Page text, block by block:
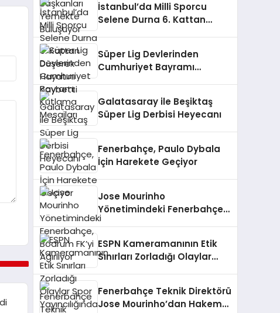
İstanbul’da Milli Sporcu
Selene Durna 6. Kattan
Süper Lig Devlerinden
Cumhuriyet Bayramı
Galatasaray ile Beşiktaş
Süper Lig Derbisi Heyecanı
Fenerbahçe, Paulo Dybala
İçin Harekete Geçiyor
Jose Mourinho
Yönetimindeki Fenerbahçe,
Bodrum FK’yi Ağırlıyor
ESPN Kameramanının Etik
Sınırları Zorladığı Olaylar
Fenerbahçe Teknik Direktörü
Jose Mourinho’dan Hakem